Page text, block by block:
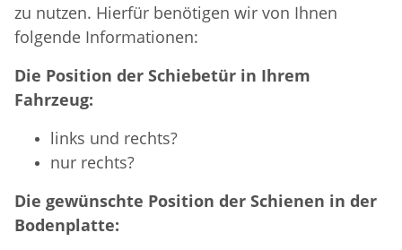
zu nutzen. Hierfür benötigen wir von Ihnen
folgende Informationen:
Die Position der Schiebetür in Ihrem
Fahrzeug:
links und rechts?
nur rechts?
Die gewünschte Position der Schienen in der
Bodenplatte: